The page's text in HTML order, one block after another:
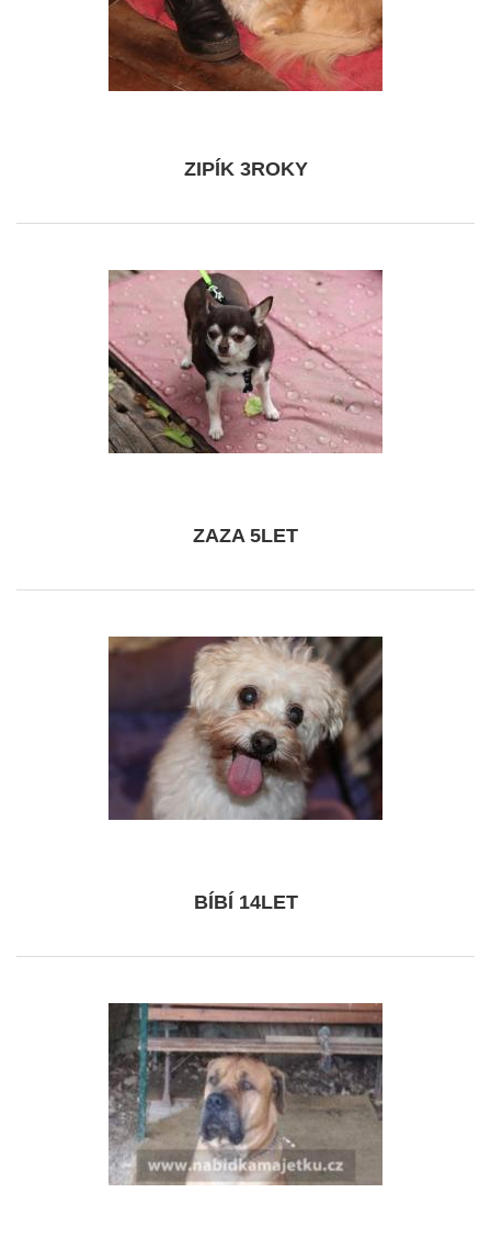
ZIPÍK 3ROKY
ZAZA 5LET
BÍBÍ 14LET